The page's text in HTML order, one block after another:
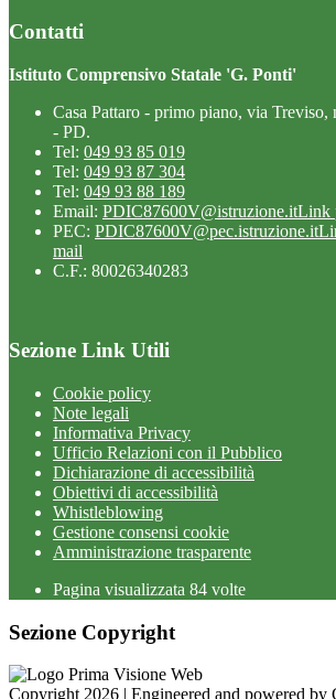
Contatti
Istituto Comprensivo Statale 'G. Ponti'
Casa Pattaro - primo piano, via Treviso,
- PD.
Tel: 049 93 85 019
Tel: 049 93 87 304
Tel: 049 93 88 189
Email: PDIC87600V@istruzione.itLink
PEC: PDIC87600V@pec.istruzione.it
mail
C.F.: 80026340283
Sezione Link Utili
Cookie policy
Note legali
Informativa Privacy
Ufficio Relazioni con il Pubblico
Dichiarazione di accessibilità
Obiettivi di accessibilità
Whistleblowing
Gestione consensi cookie
Amministrazione trasparente
Pagina visualizzata 84 volte
Sezione Copyright
Copyright 2026 | Engineered and powered by